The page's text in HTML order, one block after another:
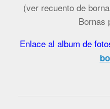
(ver recuento de
Bornas
Enlace al album de